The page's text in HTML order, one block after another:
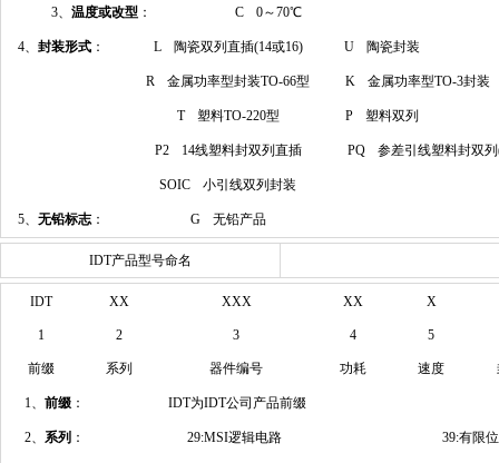
3、 温度或改型 ： C 0～70℃
4、 封装形式 ： L 陶瓷双列直插(14或16) U 陶瓷封装
R 金属功率型封装TO-66型 K 金属功率型TO-3封装
T 塑料TO-220型 P 塑料双列
P2 14线塑料封双列直插 PQ 参差引线塑料封双
SOIC 小引线双列封装
5、 无铅标志： G 无铅产品
IDT产品型号命名
IDT XX XXX XX X
1 2 3 4 5
前缀 系列 器件编号 功耗 速度
1、 前缀 ： IDT为IDT公司产品前缀
2、 系列 ： 29:MSI逻辑电路 39:有限